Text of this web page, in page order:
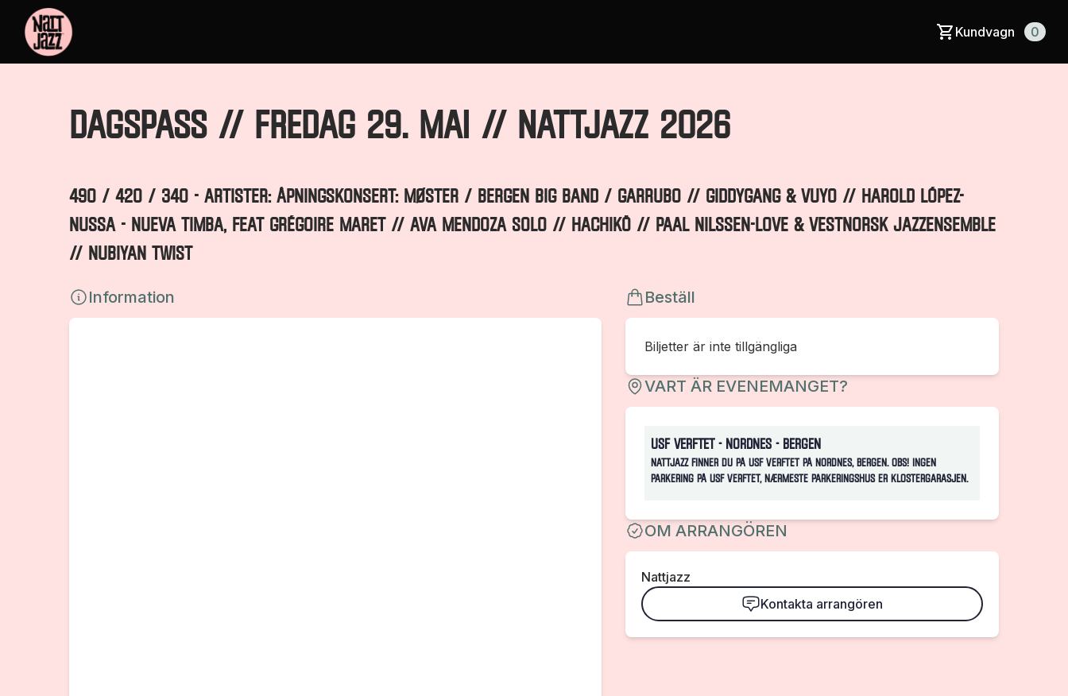
Kundvagn 0
Dagspass // FREDAG 29. MAI // Nattjazz 2026
490 / 420 / 340 - ARTISTER: ÅPNINGSKONSERT: MØSTER / BERGEN BIG BAND / GARRUBO // GIDDYGANG & VUYO // HAROLD LÓPEZ-
NUSSA - NUEVA TIMBA, FEAT GRÉGOIRE MARET // AVA MENDOZA solo // HACHIKŌ // PAAL NILSSEN-LOVE & VESTNORSK JAZZENSEMBLE
// NUBIYAN TWIST
Information Beställ
Biljetter är inte tillgängliga
VART ÄR EVENEMANGET?
USF Verftet - Nordnes - Bergen
Nattjazz finner du på USF Verftet på Nordnes, Bergen. OBS! Ingen
parkering på USF Verftet, nærmeste parkeringshus er Klostergarasjen.
OM ARRANGÖREN
Nattjazz
Kontakta arrangören